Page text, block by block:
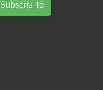
Subscriu-te